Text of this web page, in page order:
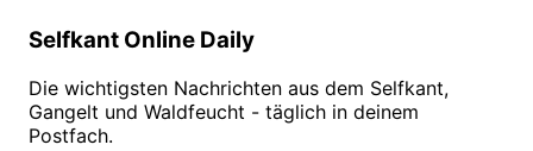
Selfkant Online Daily
Die wichtigsten Nachrichten aus dem Selfkant,
Gangelt und Waldfeucht - täglich in deinem
Postfach.